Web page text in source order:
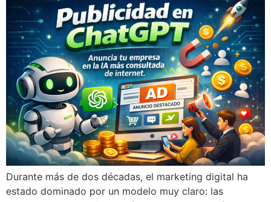
Durante más de dos décadas, el marketing digital ha
estado dominado por un modelo muy claro: las